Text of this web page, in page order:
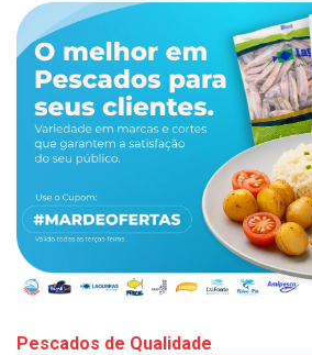
Pescados de Qualidade